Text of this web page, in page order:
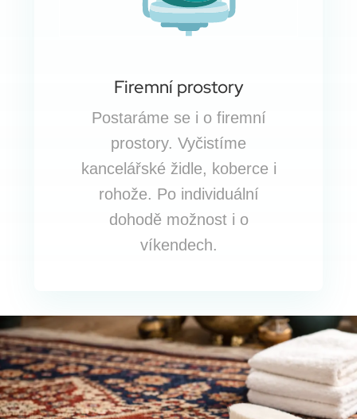
Firemní prostory
Postaráme se i o firemní
prostory. Vyčistíme
kancelářské židle, koberce i
rohože. Po individuální
dohodě možnost i o
víkendech.